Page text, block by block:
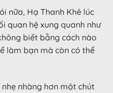
nữa, Hạ Thanh Khê lúc
quan hệ xung quanh như
biết bằng cách nào
làm bạn mà còn có thể
nhẹ nhàng hơn một chút